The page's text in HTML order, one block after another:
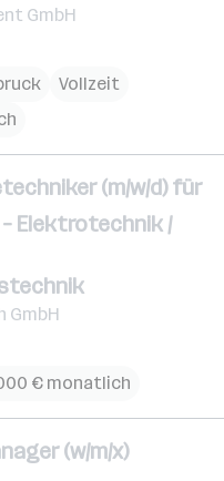
GmbH
Vollzeit
(m/w/d) für
Elektrotechnik /
GmbH
€ monatlich
(w/m/x)